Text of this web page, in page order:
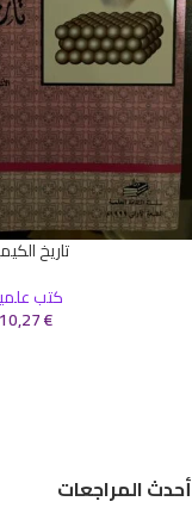
تاريخ
كتب
10,27€
أحدث المراجعات